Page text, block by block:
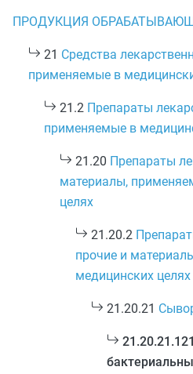
ПРОДУКЦИЯ
21 Средства
применяемые в
21.2 Препараты
применяемые в
21.20 Препараты
материалы,
целях
21.20.2
прочие и
медицинских целях
21.20.21